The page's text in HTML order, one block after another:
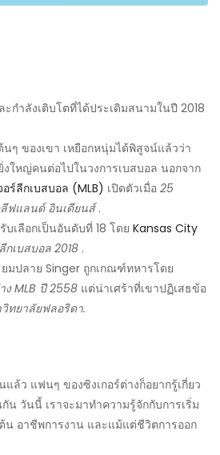
กำลังเติบโตที่ได้ประเดิมสนามในปี 2018
ๆ ของเขา เหยือกหนุ่มได้พิสูจน์แล้วว่า
งใหญ่คนต่อไปในวงการเบสบอล นอกจาก
อร์ลีกเบสบอล (MLB) เปิดตัวเมื่อ 25
ฟแลนด์ อินเดียนส์.
บเลือกเป็นอันดับที่ 18 โดย Kansas City
กเบสบอล 2018 .
มปลาย Singer ถูกเกณฑ์ทหารโดย
ง MLB ปี 2558 แต่น่าเศร้าที่เขาปฏิเสธข้อ
ทยาลัยฟลอริดา.
ล้ว แฟนๆ ของซิงเกอร์ต่างก็อยากรู้เกี่ยว
น วันนี้ เราจะมาทำความรู้จักกับการเริ่ม
น อาชีพการงาน และแม้แต่ชีวิตการออก